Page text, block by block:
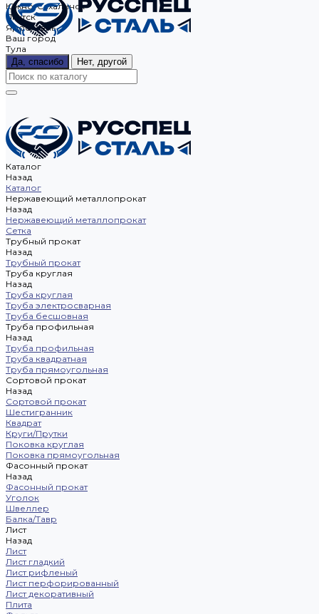
Южно-Сахалинск
Якутск
Ярославль
Ваш город
Тула
Да, спасибо
Нет, другой
Каталог
Назад
Каталог
Нержавеющий металлопрокат
Назад
Нержавеющий металлопрокат
Сетка
Трубный прокат
Назад
Трубный прокат
Труба круглая
Назад
Труба круглая
Труба электросварная
Труба бесшовная
Труба профильная
Назад
Труба профильная
Труба квадратная
Труба прямоугольная
Сортовой прокат
Назад
Сортовой прокат
Шестигранник
Квадрат
Круги/Прутки
Поковка круглая
Поковка прямоугольная
Фасонный прокат
Назад
Фасонный прокат
Уголок
Швеллер
Балка/Тавр
Лист
Назад
Лист
Лист гладкий
Лист рифленый
Лист перфорированный
Лист декоративный
Плита